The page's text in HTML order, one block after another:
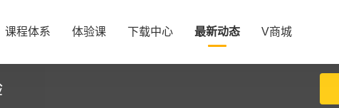
课程体系 体验课 下载中心 最新动态 V商城